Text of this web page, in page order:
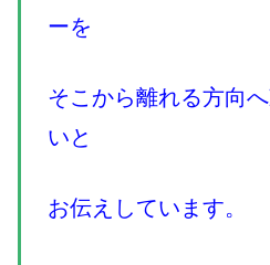
ーを
そこから離れる方向
いと
お伝えしています。